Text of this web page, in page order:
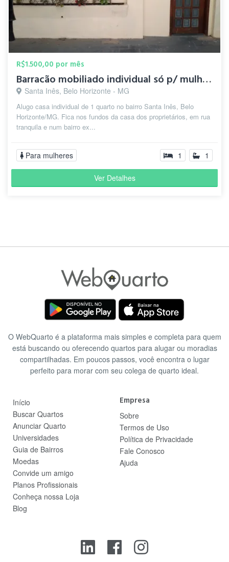
R$1.500,00 por mês
Barracão mobiliado individual só p/ mulher, contas inclusas
Santa Inês, Belo Horizonte - MG
Alugo casa individual de 1 quarto no bairro Santa Inês, Belo
Horizonte/MG. Fica nos fundos da casa dos proprietários, em rua
tranquila e num bairro ex...
Para mulheres 1 1
Ver Detalhes
O WebQuarto é a plataforma mais simples e completa para quem
está buscando ou oferecendo quartos para alugar ou moradias
compartilhadas. Em poucos passos, você encontra o lugar
perfeito para morar com seu colega de quarto ideal.
Início
Buscar Quartos
Anunciar Quarto
Universidades
Guia de Bairros
Moedas
Convide um amigo
Planos Profissionais
Conheça nossa Loja
Blog
Empresa
Sobre
Termos de Uso
Política de Privacidade
Fale Conosco
Ajuda